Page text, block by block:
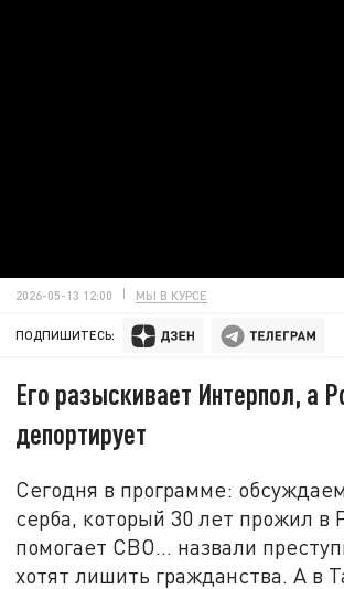
2026-05-13 12:00 МЫ В КУРСЕ
ПОДПИШИТЕСЬ:
Его разыскивает Интерпол, а
депортирует
Сегодня в программе:
серба, который 30 лет прожил в
помогает СВО... назвали
хотят лишить гражданства. А в